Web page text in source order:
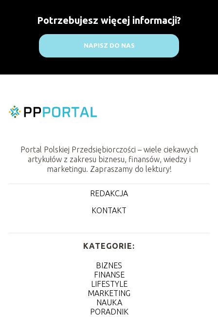
Potrzebujesz więcej informacji?
NAPISZ DO NAS
Portal Polskiej Przedsiębiorczości – wiele ciekawych
artykułów z zakresu biznesu, finansów, wiedzy i
marketingu. Zapraszamy do lektury!
REDAKCJA
KONTAKT
KATEGORIE:
BIZNES
FINANSE
LIFESTYLE
MARKETING
NAUKA
PORADNIK